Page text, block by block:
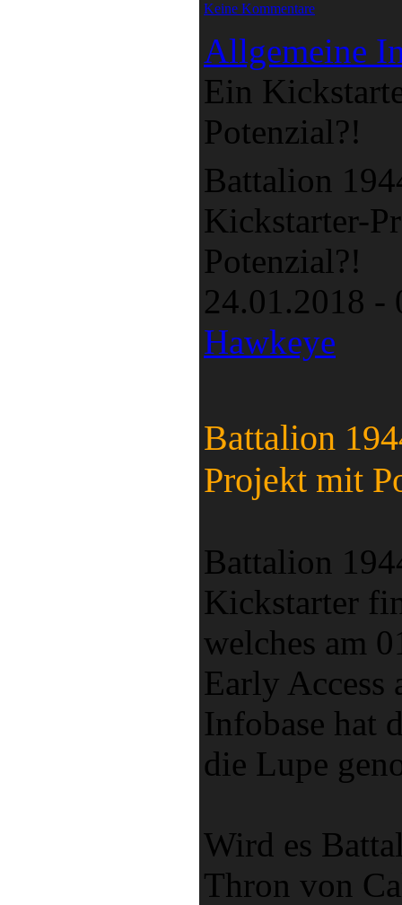
Keine Kommentare
Allgemeine
Ein
Potenzial?!
Battalion
Kickstarter-
Potenzial?!
24.01.2018
Hawkeye
Battalion
Projekt mit
Battalion
Kickstarter
welches am
Early Access
Infobase hat
die Lupe
Wird es
Thron von